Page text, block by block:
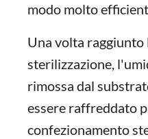
modo molto
Una volta
sterilizzazione,
rimossa dal
essere raffreddato
confezionamento